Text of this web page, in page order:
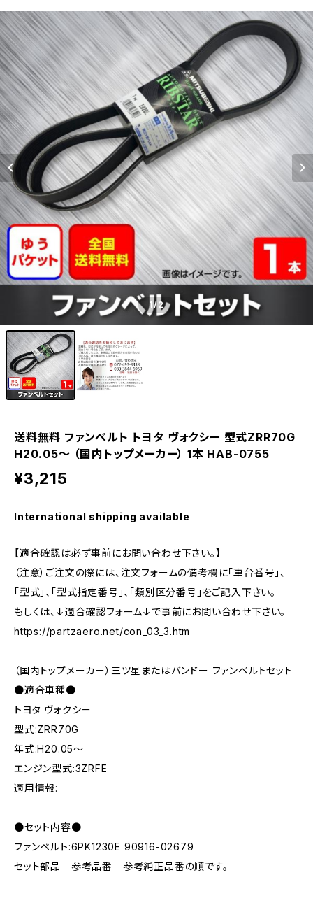
1/2
送料無料 ファンベルト トヨタ ヴォクシー 型式ZRR70G
H20.05～ （国内トップメーカー） 1本 HAB-0755
¥3,215
International shipping available
【適合確認は必ず事前にお問い合わせ下さい。】
（注意）ご注文の際には、注文フォームの備考欄に「車台番号」、
「型式」、「型式指定番号」、「類別区分番号」をご記入下さい。
もしくは、↓適合確認フォーム↓で事前にお問い合わせ下さい。
https://partzaero.net/con_03_3.htm
（国内トップメーカー）三ツ星またはバンドー ファンベルトセット
●適合車種●
トヨタ ヴォクシー
型式:ZRR70G
年式:H20.05～
エンジン型式:3ZRFE
適用情報:
●セット内容●
ファンベルト:6PK1230E 90916-02679
セット部品 参考品番 参考純正品番の順です。